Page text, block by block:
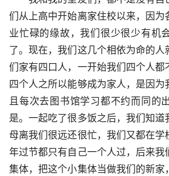
们从上高中开始离家住校以来，因
业忙碌的缘故，我们很少很少有机
了。现在，我们这几个相依为命的
们家有四口人，一开始我们四个人都
四个人之所以能够成为家人，是因
且每次去图书馆学习都不约而同的
是。一起吃了很多饭之后，我们知道
母离我们很远还很忙，我们又都在学
年过节都只有自己一个人过，后来
集体，把这个小集体当做我们的新家